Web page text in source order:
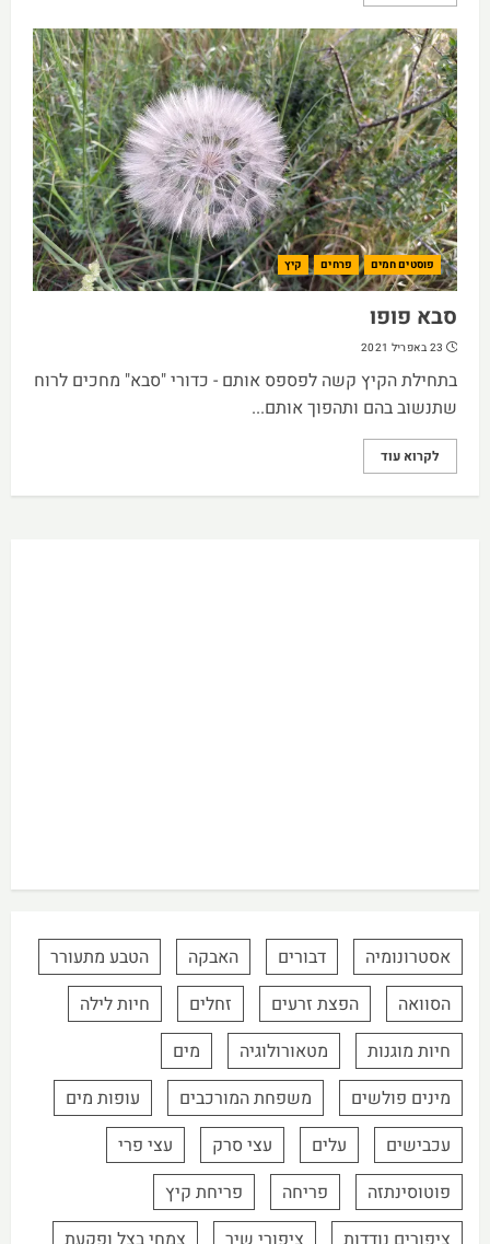
פוסטים חמים פרחים קיץ
סבא פופו
23 באפריל 2021
בתחילת הקיץ קשה לפספס אותם - כדורי "סבא" מחכים לרוח
שתנשוב בהם ותהפוך אותם...
לקרוא עוד
אסטרונומיה דבורים האבקה
הטבע מתעורר
הסוואה
הפצת זרעים זחלים
חיות לילה
חיות מוגנות
מטאורולוגיה
מים
מינים פולשים
משפחת המורכבים
עופות מים
עכבישים
עלים עצי סרק
עצי פרי
פוטוסינתזה
פריחה
פריחת קיץ